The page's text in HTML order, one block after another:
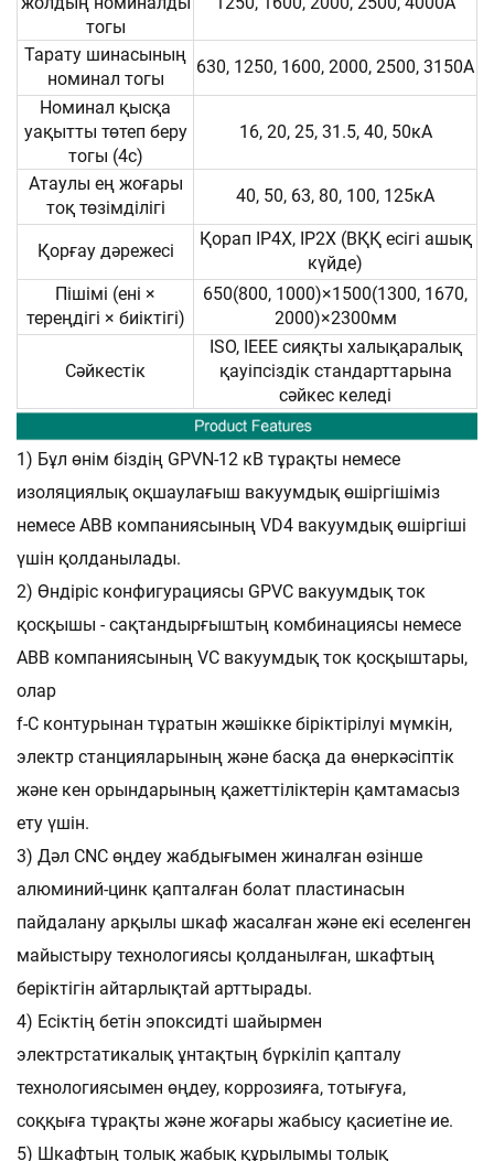
тогы
Тарату шинасының
номинал тогы
630, 1250, 1600, 2000, 2500, 3150А
Номинал қысқа
уақытты төтеп беру
тогы (4с)
16, 20, 25, 31.5, 40, 50кА
Атаулы ең жоғары
тоқ төзімділігі
40, 50, 63, 80, 100, 125кА
Қорғау дәрежесі
Қорап IP4X, IP2X (ВҚҚ есігі ашық
күйде)
Пішімі (ені ×
тереңдігі × биіктігі)
650(800, 1000)×1500(1300, 1670,
2000)×2300мм
Сәйкестік
ISO, IEEE сияқты халықаралық
қауіпсіздік стандарттарына
сәйкес келеді
1) Бұл өнім біздің GPVN-12 кВ тұрақты немесе
изоляциялық оқшаулағыш вакуумдық өшіргішіміз
немесе ABB компаниясының VD4 вакуумдық өшіргіші
үшін қолданылады.
2) Өндіріс конфигурациясы GPVC вакуумдық ток
қосқышы - сақтандырғыштың комбинациясы немесе
ABB компаниясының VC вакуумдық ток қосқыштары,
олар
f-C контурынан тұратын жәшікке біріктірілуі мүмкін,
электр станцияларының және басқа да өнеркәсіптік
және кен орындарының қажеттіліктерін қамтамасыз
ету үшін.
3) Дәл CNC өңдеу жабдығымен жиналған өзінше
алюминий-цинк қапталған болат пластинасын
пайдалану арқылы шкаф жасалған және екі еселенген
майыстыру технологиясы қолданылған, шкафтың
беріктігін айтарлықтай арттырады.
4) Есіктің бетін эпоксидті шайырмен
электрстатикалық ұнтақтың бүркіліп қапталу
технологиясымен өңдеу, коррозияға, тотығуға,
соққыға тұрақты және жоғары жабысу қасиетіне ие.
5) Шкафтың толық жабық құрылымы толық